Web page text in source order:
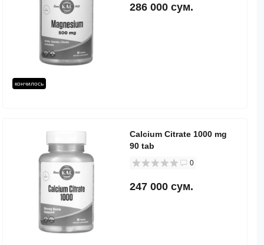
кончилось
286 000 сум.
Calcium Citrate 1000 mg
90 tab
0
247 000 сум.